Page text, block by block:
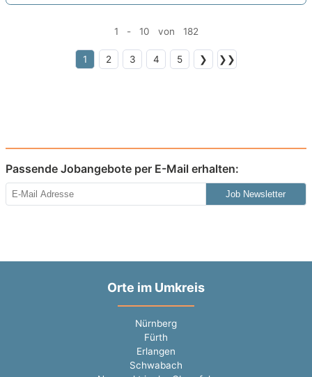
1 - 10 von 182
1 2 3 4 5 ❯ ❯❯
Passende Jobangebote per E-Mail erhalten:
Job Newsletter
Orte im Umkreis
Nürnberg
Fürth
Erlangen
Schwabach